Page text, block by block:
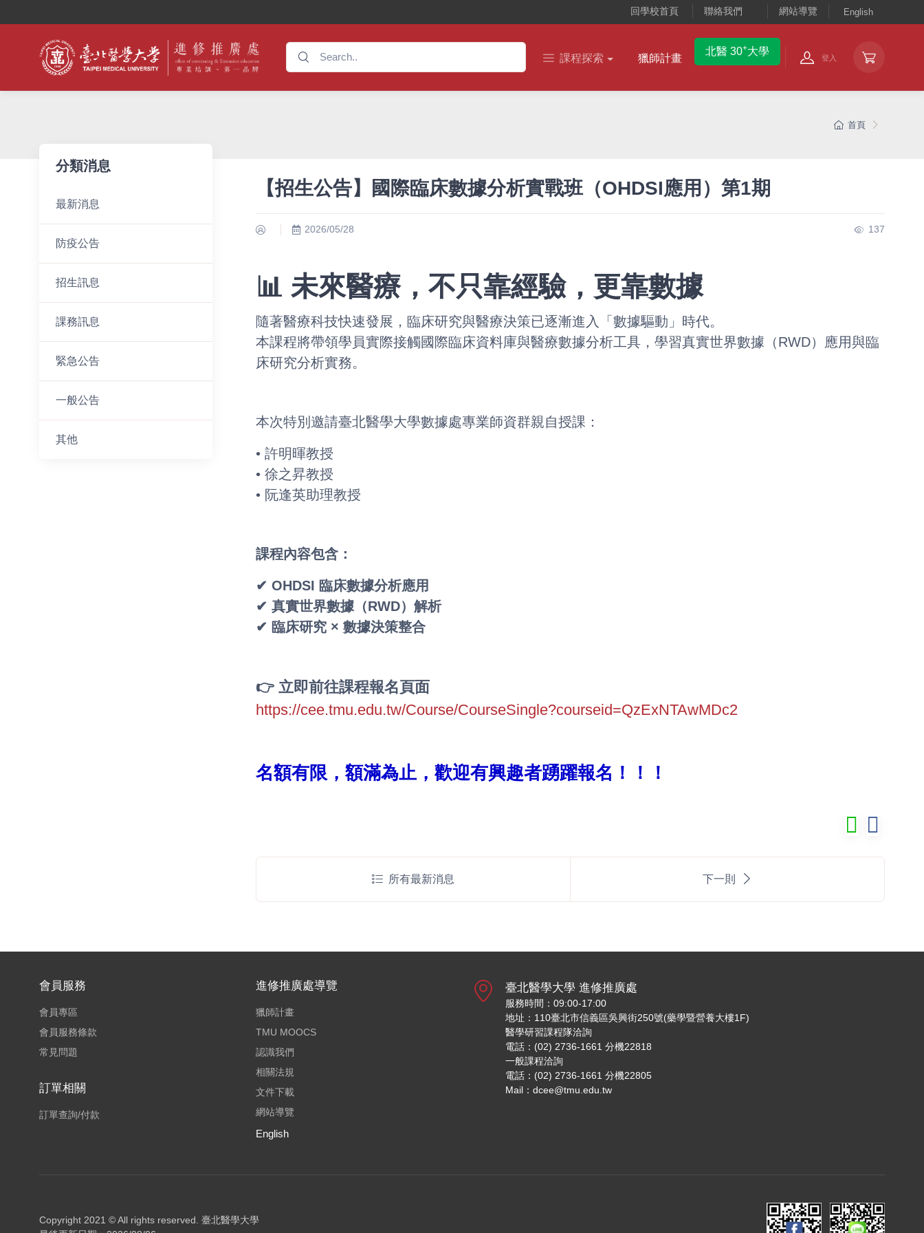
回學校首頁 聯絡我們 網站導覽 English
課程探索 獵師計畫
北醫 30+大學
登入
首頁
分類消息
最新消息
防疫公告
招生訊息
課務訊息
緊急公告
一般公告
其他
【招生公告】國際臨床數據分析實戰班（OHDSI應用）第1期
2026/05/28 137
📊 未來醫療，不只靠經驗，更靠數據
隨著醫療科技快速發展，臨床研究與醫療決策已逐漸進入「數據驅動」時代。
本課程將帶領學員實際接觸國際臨床資料庫與醫療數據分析工具，學習真實世界數據（RWD）應用與臨
床研究分析實務。
本次特別邀請臺北醫學大學數據處專業師資群親自授課：
• 許明暉教授
• 徐之昇教授
• 阮逢英助理教授
課程內容包含：
✔ OHDSI 臨床數據分析應用
✔ 真實世界數據（RWD）解析
✔ 臨床研究 × 數據決策整合
👉 立即前往課程報名頁面
https://cee.tmu.edu.tw/Course/CourseSingle?courseid=QzExNTAwMDc2
名額有限，額滿為止，歡迎有興趣者踴躍報名！！！
所有最新消息 下一則
會員服務
會員專區
會員服務條款
常見問題
訂單相關
訂單查詢/付款
進修推廣處導覽
獵師計畫
TMU MOOCS
認識我們
相關法規
文件下載
網站導覽
English
臺北醫學大學 進修推廣處
服務時間：09:00-17:00
地址：110臺北市信義區吳興街250號(藥學暨營養大樓1F)
醫學研習課程隊洽詢
電話：(02) 2736-1661 分機22818
一般課程洽詢
電話：(02) 2736-1661 分機22805
Mail：dcee@tmu.edu.tw
Copyright 2021 © All rights reserved. 臺北醫學大學